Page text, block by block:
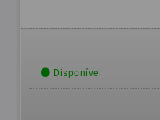
Disponível